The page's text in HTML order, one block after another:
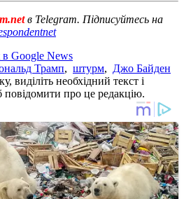
в Telegram. Підписуйтесь на
в Google News
Трамп, штурм, Джо Байден
необхідний текст і
повідомити про це редакцію.